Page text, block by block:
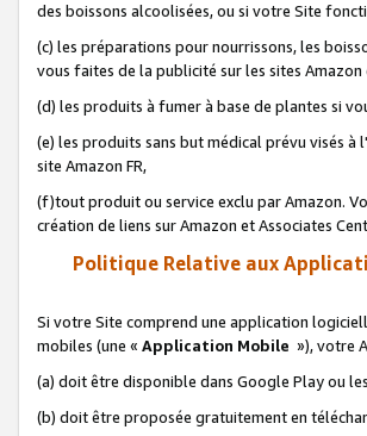
des boissons alcoolisées, ou si votre Site
(c) les préparations pour nourrissons, les
vous faites de la publicité sur les sites Amazon
(d) les produits à fumer à base de plantes si
(e) les produits sans but médical prévu visés
site Amazon FR,
(f)tout produit ou service exclu par Amazon.
création de liens sur Amazon et Associates
Politique Relative aux
Si votre Site comprend une application
mobiles (une « Application Mobile »), votre
(a) doit être disponible dans Google Play ou
(b) doit être proposée gratuitement en